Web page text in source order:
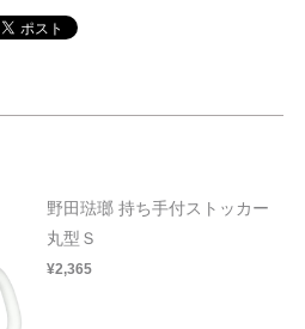
野田琺瑯 持ち手付ストッカー
丸型Ｓ
¥2,365